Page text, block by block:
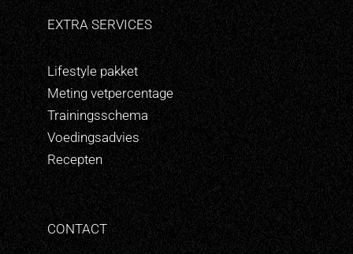
EXTRA SERVICES
Lifestyle pakket
Meting vetpercentage
Trainingsschema
Voedingsadvies
Recepten
CONTACT